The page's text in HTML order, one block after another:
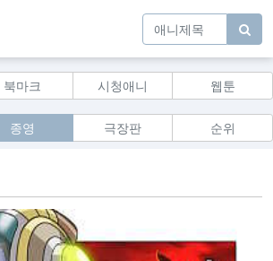
북마크 시청애니 웹툰
종영 극장판 순위